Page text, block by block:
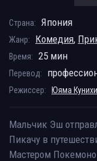
Страна: Япония
Жанр: Комедия,
Время: 25 мин
Перевод:
Режиссер: Юяма
Мальчик Эш
Пикачу в
Мастером